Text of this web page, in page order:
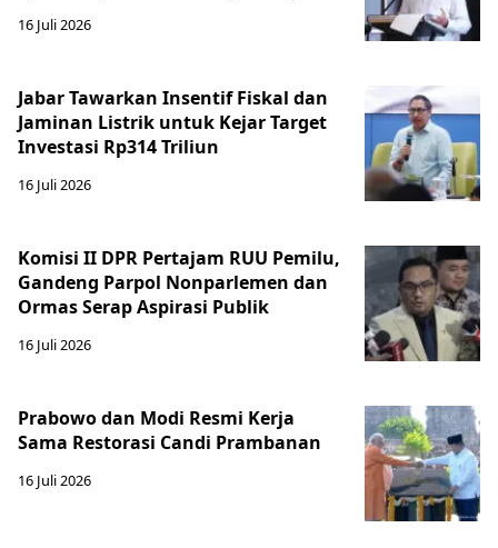
16 Juli 2026
Jabar Tawarkan Insentif Fiskal dan
Jaminan Listrik untuk Kejar Target
Investasi Rp314 Triliun
16 Juli 2026
Komisi II DPR Pertajam RUU Pemilu,
Gandeng Parpol Nonparlemen dan
Ormas Serap Aspirasi Publik
16 Juli 2026
Prabowo dan Modi Resmi Kerja
Sama Restorasi Candi Prambanan
16 Juli 2026